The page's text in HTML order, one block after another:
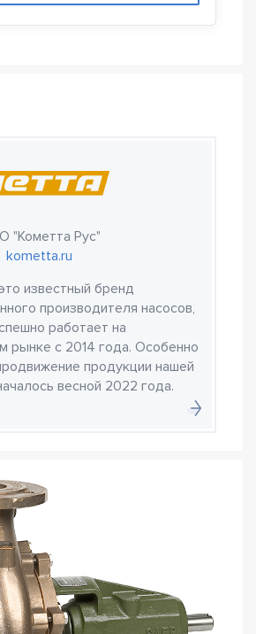
"Кометта Рус"
kometta.ru
известный бренд
производителя насосов,
работает на
рынке с 2014 года. Особенно
продукции нашей
весной 2022 года.